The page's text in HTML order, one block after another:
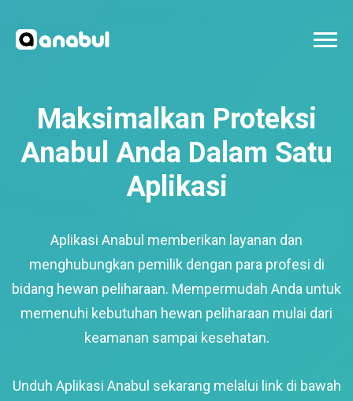
Maksimalkan Proteksi
Anabul Anda Dalam Satu
Aplikasi
Aplikasi Anabul memberikan layanan dan
menghubungkan pemilik dengan para profesi di
bidang hewan peliharaan. Mempermudah Anda untuk
memenuhi kebutuhan hewan peliharaan mulai dari
keamanan sampai kesehatan.
Unduh Aplikasi Anabul sekarang melalui link di bawah